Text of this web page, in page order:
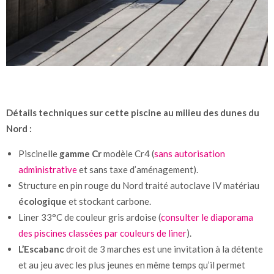
Détails techniques sur cette piscine au milieu des dunes du
Nord :
Piscinelle gamme Crmodèle Cr4 (sans autorisation
administrativeet sans taxe d’aménagement).
Structure en pin rouge du Nord traité autoclave IV matériau
écologique et stockant carbone.
Liner 33°C de couleur gris ardoise (consulter le diaporama
des piscines classées par couleurs de liner).
L’Escabancdroit de 3 marches est une invitation à la détente
et au jeu avec les plus jeunes en même temps qu’il permet